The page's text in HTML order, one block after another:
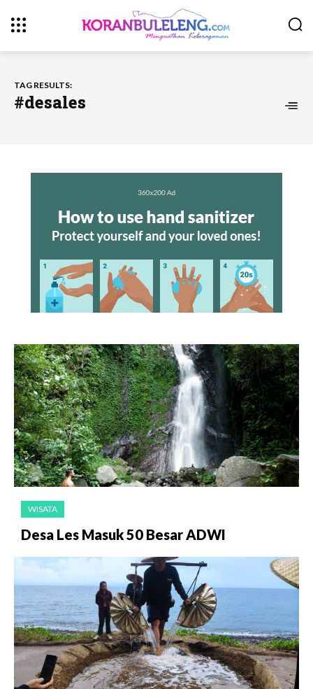
TAG RESULTS:
#desales
WISATA
Desa Les Masuk 50 Besar ADWI